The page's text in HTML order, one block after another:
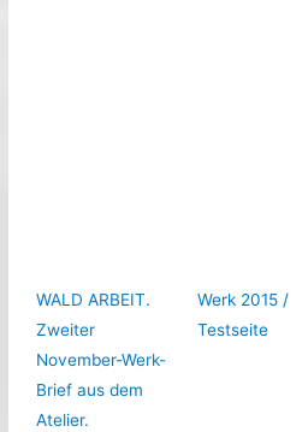
WALD ARBEIT.
Zweiter
November-Werk-
Brief aus dem
Atelier.
Werk 2015 /
Testseite